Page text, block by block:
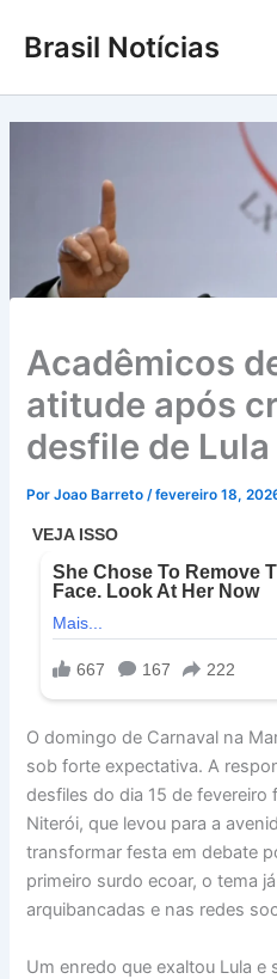
para
conteúdo
Brasil Notícias
Acadêmicos
atitude após
desfile de Lula
PorJoao Barreto/fevereiro 18,
O domingo de Carnaval na
sob forte expectativa. A
desfiles do dia 15 de
Niterói, que levou para a
transformar festa em debate
primeiro surdo ecoar, o tema
arquibancadas e nas redes
Um enredo que exaltou Lula e